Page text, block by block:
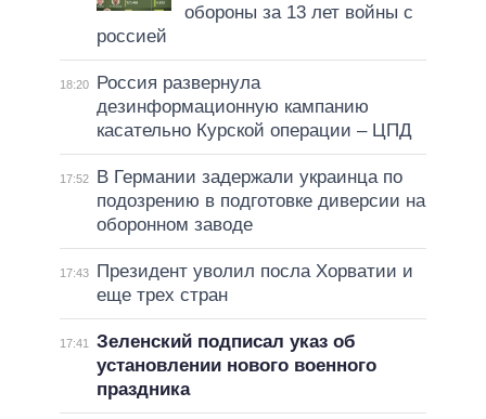
обороны за 13 лет войны с
россией
18:20
Россия развернула
дезинформационную кампанию
касательно Курской операции – ЦПД
17:52
В Германии задержали украинца по
подозрению в подготовке диверсии на
оборонном заводе
17:43
Президент уволил посла Хорватии и
еще трех стран
17:41
Зеленский подписал указ об
установлении нового военного
праздника